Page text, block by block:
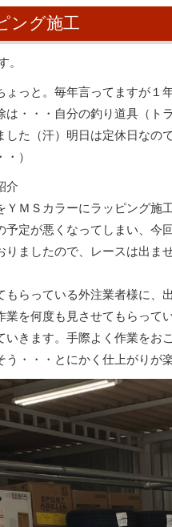
ング施工
。
ょっと。毎年言ってますが１
は・・・自分の釣り道具（
した（汗）明日は定休日なの
）
介
ＹＭＳカラーにラッピング施
予定が悪くなってしまい、今
りましたので、レースは出
もらっている外注業者様に、
業を何度も見させてもらっ
いきます。手際よく作業を
・・・とにかく仕上がりが